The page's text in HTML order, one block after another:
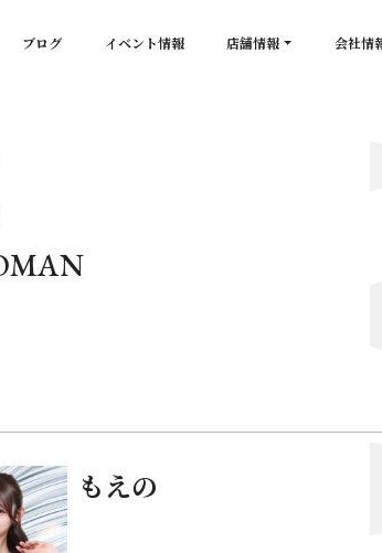
ブログ イベント情報 店舗情報 会社情
もえの